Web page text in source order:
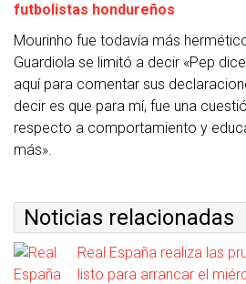
futbolistas hondureños
Mourinho fue todavía más
Guardiola se limitó a decir «Pep
aquí para comentar sus
decir es que para mí, fue una
respecto a comportamiento y
más».
Noticias relacionadas
Real España realiza las
listo para arrancar el